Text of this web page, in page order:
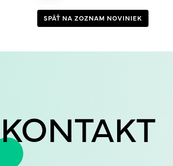
SPÄŤ NA ZOZNAM NOVINIEK
KONTAKT